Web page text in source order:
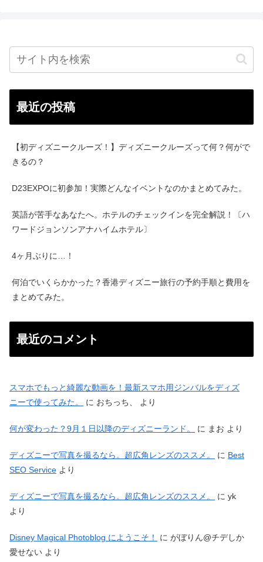
最近の投稿
【初ディズニークルーズ！】ディズニークルーズって何？何がで
きるの？
D23EXPOに初参加！実際どんなイベントなのかまとめてみた。
英語が苦手なあなたへ。ホテルのチェックインを完全解説！〔ハ
ワードジョンソンアナハイムホテル〕
4ヶ月ぶりに…！
何泊でいくらかかった？香港ディズニー旅行の予約手順と費用を
まとめてみた。
最近のコメント
スマホでもっと綺麗な動画を！最新スマホ用ジンバルをディズ
ニーで使ってみた。
に おちっち、 より
何が変わった？9月１日以降のディズニーランド。 に まお より
ディズニーで写真を撮るなら。超広角レンズのススメ。 に Best
SEO Service より
ディズニーで写真を撮るなら。超広角レンズのススメ。 に yk
より
Disney Magical Photoblog にようこそ！ に がぼりん@チデしか
愛せない より